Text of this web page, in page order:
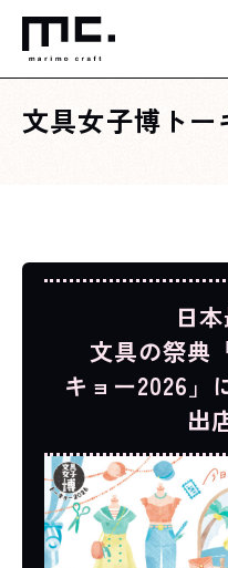
文具女子博トー
日
文具の祭典
キョー2026」
出